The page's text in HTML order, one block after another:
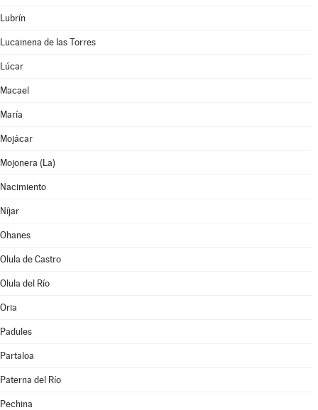
Lubrín
Lucainena de las Torres
Lúcar
Macael
María
Mojácar
Mojonera (La)
Nacimiento
Níjar
Ohanes
Olula de Castro
Olula del Río
Oria
Padules
Partaloa
Paterna del Río
Pechina